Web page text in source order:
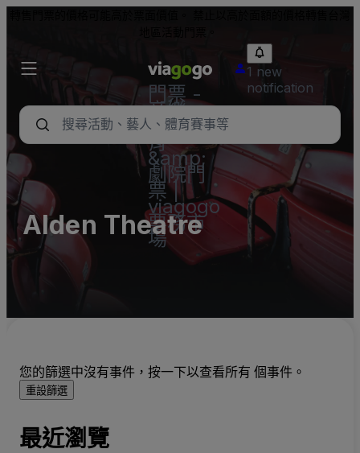
門票 -
音樂
會、體
育
&amp;
劇院門
票 |
viagogo
票務市
場
1 new
notification
Alden Theatre
您的篩選中沒有事件，按一下以查看所有 個事件。
重設篩選
最近瀏覽